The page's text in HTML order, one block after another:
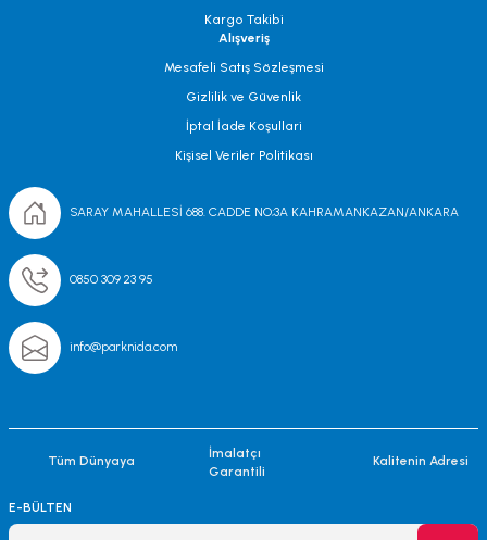
Kargo Takibi
Alışveriş
Mesafeli Satış Sözleşmesi
Gizlilik ve Güvenlik
İptal İade Koşullari
Kişisel Veriler Politikası
SARAY MAHALLESİ 688. CADDE NO;3A KAHRAMANKAZAN/ANKARA
0850 309 23 95
info@parknida.com
Tüm Dünyaya
İmalatçı
Garantili
Kalitenin Adresi
E-BÜLTEN